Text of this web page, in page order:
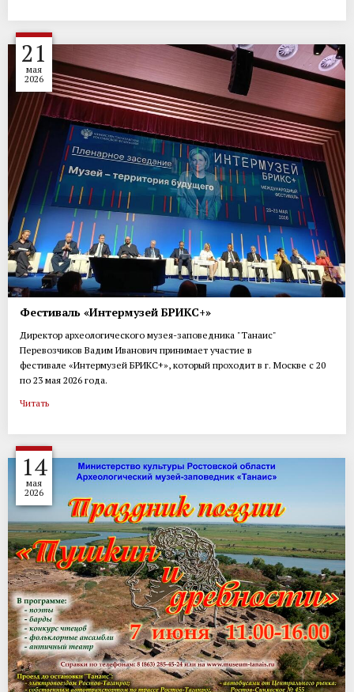
21
мая
2026
Фестиваль «Интермузей БРИКС+»
Директор археологического музея-заповедника "Танаис"
Перевозчиков Вадим Иванович принимает участие в
фестивале «Интермузей БРИКС+», который проходит в г. Москве с 20
по 23 мая 2026 года.
Читать
14
мая
2026